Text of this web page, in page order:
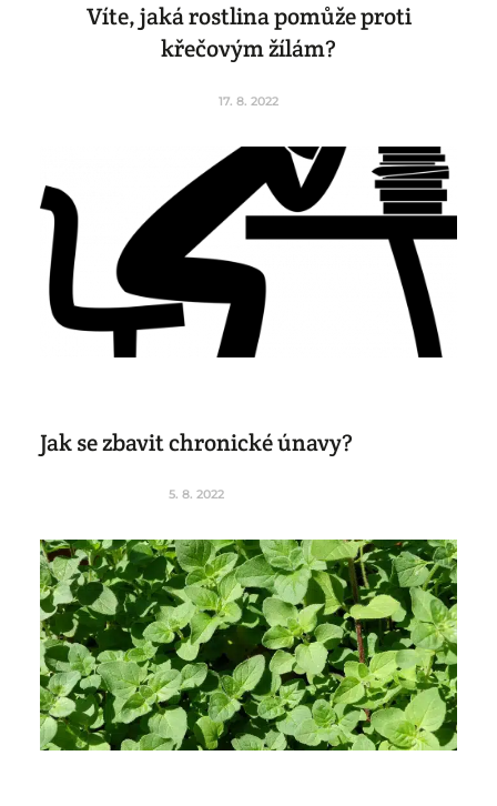
Víte, jaká rostlina pomůže proti
křečovým žílám?
17. 8. 2022
Jak se zbavit chronické únavy?
5. 8. 2022